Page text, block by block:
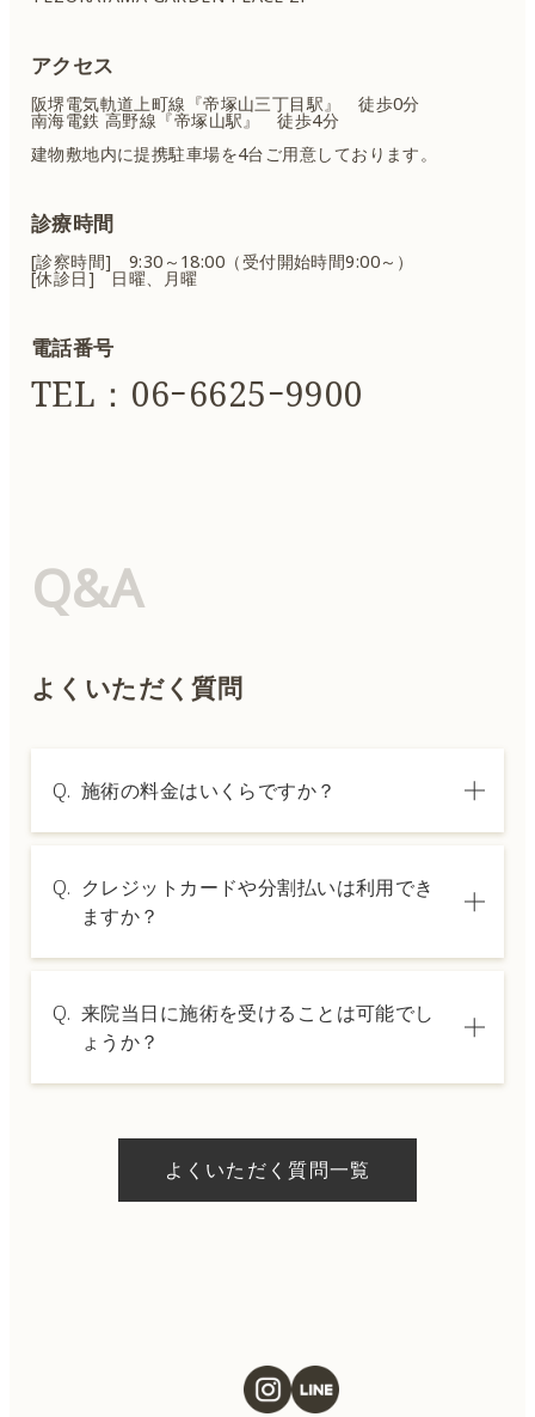
アクセス
阪堺電気軌道上町線『帝塚山三丁目駅』 徒歩0分
南海電鉄 高野線『帝塚山駅』 徒歩4分
建物敷地内に提携駐車場を4台ご用意しております。
診療時間
[診察時間] 9:30～18:00（受付開始時間9:00～）
[休診日] 日曜、月曜
電話番号
TEL：06ｰ6625ｰ9900
Q&A
よくいただく質問
Q. 施術の料金はいくらですか？
は料金表ページをご確認いただくか、カウン
セリングでご案内いたします。
Q. クレジットカードや分割払いは利用でき
ますか？
した分割払いも可能です。詳細は受付スタッ
フにお問い合わせください。
Q. 来院当日に施術を受けることは可能でし
ょうか？
ただける施術もございます。当日の施術をご
希望の場合は、ご予約の際にお気軽にご相談
よくいただく質問一覧